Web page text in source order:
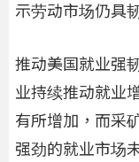
示劳动市场仍具
推动美国就业强
业持续推动就业
有所增加，而采
强劲的就业市场